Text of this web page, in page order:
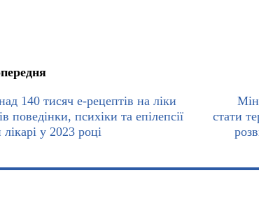
140 тисяч е-рецептів на ліки
поведінки, психіки та епілепсії
у 2023 році
стати